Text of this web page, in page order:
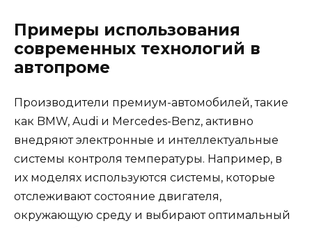
Примеры использования
современных технологий в
автопроме
Производители премиум-автомобилей, такие
как BMW, Audi и Mercedes-Benz, активно
внедряют электронные и интеллектуальные
системы контроля температуры. Например, в
их моделях используются системы, которые
отслеживают состояние двигателя,
окружающую среду и выбирают оптимальный